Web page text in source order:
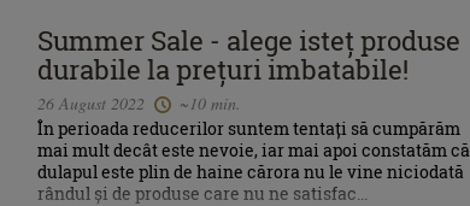
Summer Sale - alege isteț produse
durabile la prețuri imbatabile!
26 August 2022
~10 min.
În perioada reducerilor suntem tentați să cumpărăm
mai mult decât este nevoie, iar mai apoi constatăm că
dulapul este plin de haine cărora nu le vine niciodată
rândul și de produse care nu ne satisfac...